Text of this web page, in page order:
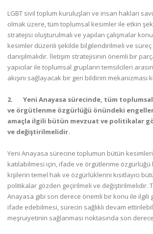
LGBT sivil toplum kuruluşları ve insan hakları
olmak üzere, tüm toplumsal kesimler ile etkin
stratejisi oluşturulmalı ve yapılan çalışmalar
kesimler düzenli şekilde bilgilendirilmeli ve
danışılmalıdır. İletişim stratejisinin önemli bir
yapıcılar ile toplumsal grupların temsilcileri
akışını sağlayacak bir geri bildirim mekanizması
2. Yeni Anayasa sürecinde, tüm
ve örgütlenme özgürlüğü önündeki engeller
amaçla ilgili bütün mevzuat ve politikalar
ve değiştirilmelidir.
Yeni Anayasa sürecine toplumun bütün
katılabilmesi için, ifade ve örgütlenme
kişilerin temel hak ve özgürlüklerini kısıtlayıcı
politikalar gözden geçirilmeli ve değiştirilmelidir.
Anayasa gibi son derece önemli bir konu ile ilgili
ifade edebilmesi, sürecin sağlıklı devam
meşruiyetinin sağlanması noktasında son